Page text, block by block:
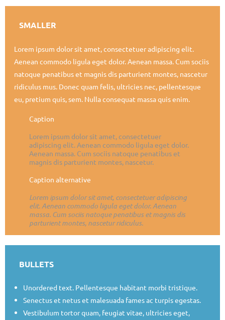
SMALLER
Lorem ipsum dolor sit amet, consectetuer adipiscing elit.
Aenean commodo ligula eget dolor. Aenean massa. Cum sociis
natoque penatibus et magnis dis parturient montes, nascetur
ridiculus mus. Donec quam felis, ultricies nec, pellentesque
eu, pretium quis, sem. Nulla consequat massa quis enim.
Caption
Lorem ipsum dolor sit amet, consectetuer
adipiscing elit. Aenean commodo ligula eget dolor.
Aenean massa. Cum sociis natoque penatibus et
magnis dis parturient montes, nascetur.
Caption alternative
Lorem ipsum dolor sit amet, consectetuer adipiscing
elit. Aenean commodo ligula eget dolor. Aenean
massa. Cum sociis natoque penatibus et magnis dis
parturient montes, nascetur ridiculus.
BULLETS
Unordered text. Pellentesque habitant morbi tristique.
Senectus et netus et malesuada fames ac turpis egestas.
Vestibulum tortor quam, feugiat vitae, ultricies eget,